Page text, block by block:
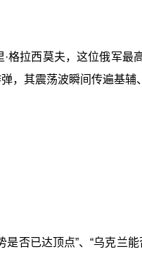
格拉西莫夫，这位俄军
，其震荡波瞬间传遍基辅
否已达顶点”、“乌克兰